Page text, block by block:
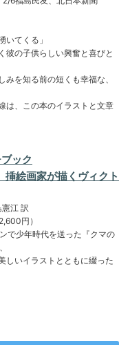
いてくる」
彼の子供らしい興奮と喜びと
みを知る前の短くも幸福な、
は、この本のイラストと文章
ック
挿絵画家が描くヴィクト
江 訳
円）
で少年時代を送った『クマの
しいイラストとともに綴った